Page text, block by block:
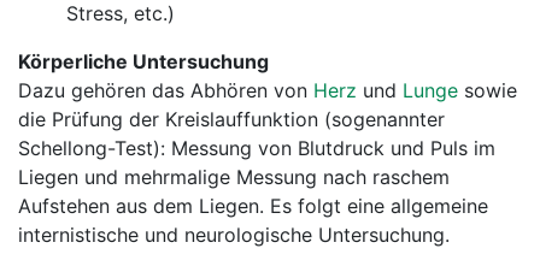
Stress, etc.)
Körperliche Untersuchung
Dazu gehören das Abhören von Herz und Lunge sowie
die Prüfung der Kreislauffunktion (sogenannter
Schellong-Test): Messung von Blutdruck und Puls im
Liegen und mehrmalige Messung nach raschem
Aufstehen aus dem Liegen. Es folgt eine allgemeine
internistische und neurologische Untersuchung.